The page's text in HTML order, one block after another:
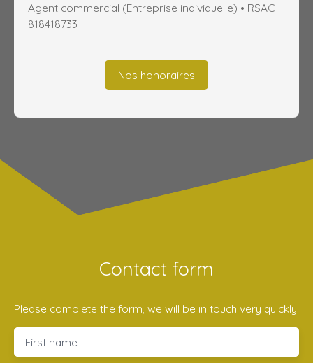
Agent commercial (Entreprise individuelle) • RSAC
818418733
Nos honoraires
Contact form
Please complete the form, we will be in touch very quickly.
First name